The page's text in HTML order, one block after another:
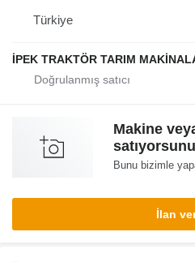
Türkiye
İPEK TRAKTÖR TARIM
Makine
Bunu bizimle
İlan